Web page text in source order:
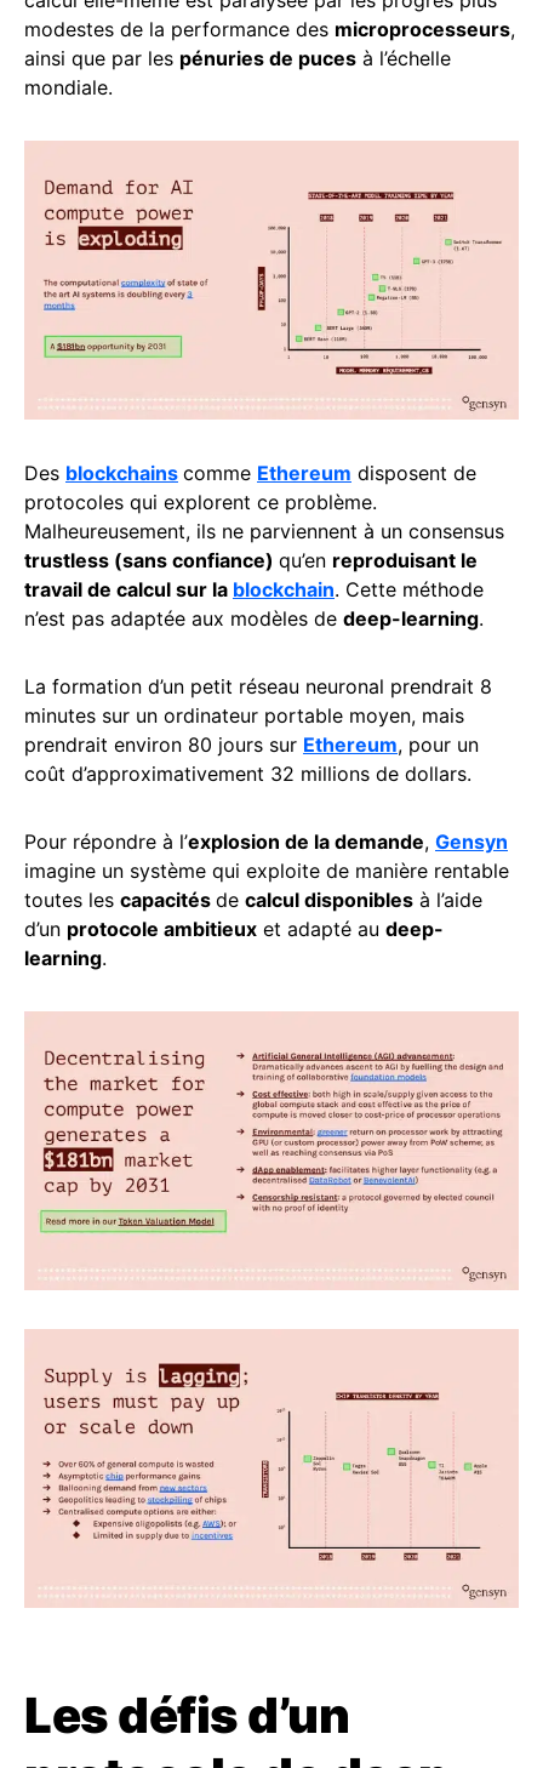
modestes de la performance des microprocesseurs,
ainsi que par les pénuries de puces à l’échelle
mondiale.
Des blockchains comme Ethereum disposent de
protocoles qui explorent ce problème.
Malheureusement, ils ne parviennent à un consensus
trustless (sans confiance) qu’en reproduisant le
travail de calcul sur la blockchain. Cette méthode
n’est pas adaptée aux modèles de deep-learning.
La formation d’un petit réseau neuronal prendrait 8
minutes sur un ordinateur portable moyen, mais
prendrait environ 80 jours sur Ethereum, pour un
coût d’approximativement 32 millions de dollars.
Pour répondre à l’explosion de la demande, Gensyn
imagine un système qui exploite de manière rentable
toutes les capacités de calcul disponibles à l’aide
d’un protocole ambitieux et adapté au deep-
learning.
Les défis d’un